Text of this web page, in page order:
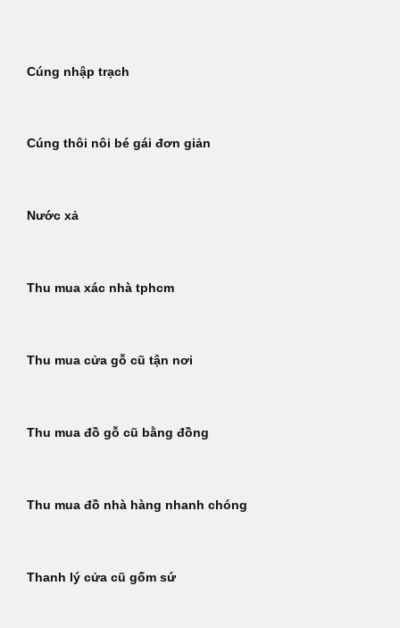
dungCúng nhập trạch
Cúng thôi nôi bé gái đơn giản
Nước xả
Thu mua xác nhà tphcm
Thu mua cửa gỗ cũ tận nơi
Thu mua đồ gỗ cũ bằng đồng
Thu mua đồ nhà hàng nhanh chóng
Thanh lý cửa cũ gốm sứ